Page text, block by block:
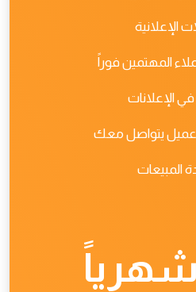
الإعلانية
المهتمين فوراً
في الإعلانات
يتواصل معك
المبيعات